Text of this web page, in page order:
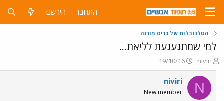
התחבר הירשם
הטלנובלות של כריס מורנה
למי שמתגעגעת לליאת...
פ
ו
ת
ח
ה
niviri
פ
ו
ר
19/10/16
N
niviri
New member